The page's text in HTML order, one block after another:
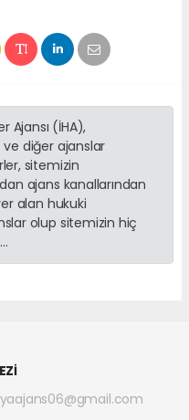
Ajansı (İHA),
ve diğer ajanslar
sitemizin
ajans kanallarından
alan hukuki
olup sitemizin hiç